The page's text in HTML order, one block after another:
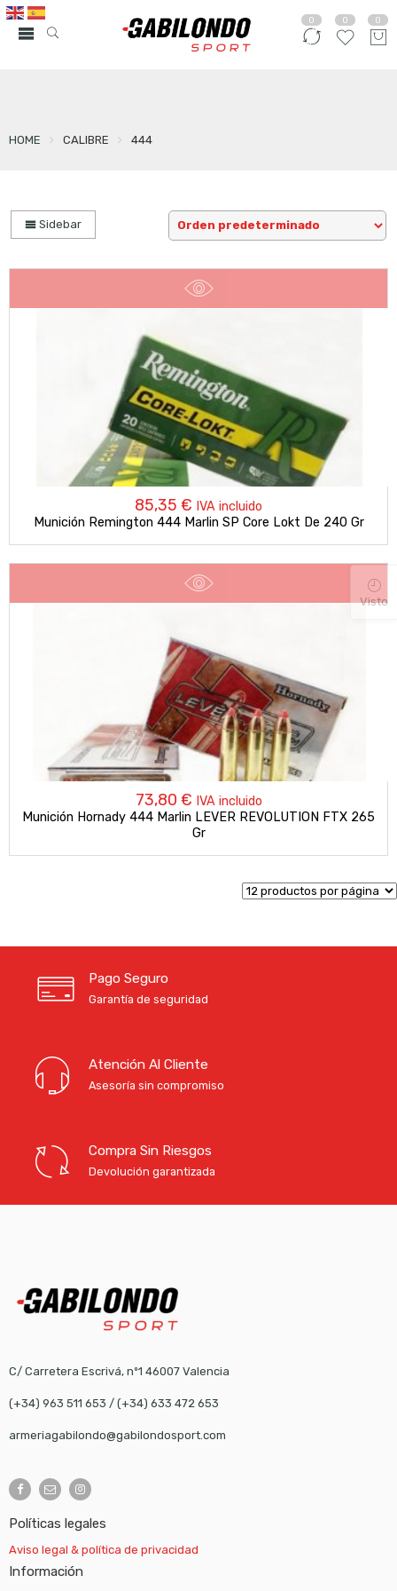
0 0 0
HOME CALIBRE 444
Sidebar
85,35 € IVA incluido
Munición Remington 444 Marlin SP Core Lokt De 240 Gr
73,80 € IVA incluido
Munición Hornady 444 Marlin LEVER REVOLUTION FTX 265
Gr
Pago Seguro
Garantía de seguridad
Atención Al Cliente
Asesoría sin compromiso
Compra Sin Riesgos
Devolución garantizada
C/ Carretera Escrivá, nº1 46007 Valencia
(+34) 963 511 653 / (+34) 633 472 653
armeriagabilondo@gabilondosport.com
Políticas legales
Aviso legal & política de privacidad
Información
Visto